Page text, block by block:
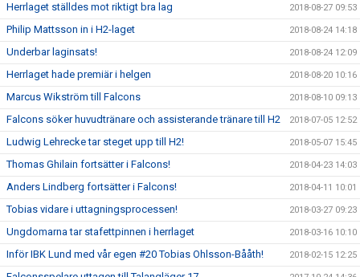
Herrlaget ställdes mot riktigt bra lag 2018-08-27 09:53
Philip Mattsson in i H2-laget 2018-08-24 14:18
Underbar laginsats! 2018-08-24 12:09
Herrlaget hade premiär i helgen 2018-08-20 10:16
Marcus Wikström till Falcons 2018-08-10 09:13
Falcons söker huvudtränare och assisterande tränare till H2 2018-07-05 12:52
Ludwig Lehrecke tar steget upp till H2! 2018-05-07 15:45
Thomas Ghilain fortsätter i Falcons! 2018-04-23 14:03
Anders Lindberg fortsätter i Falcons! 2018-04-11 10:01
Tobias vidare i uttagningsprocessen! 2018-03-27 09:23
Ungdomarna tar stafettpinnen i herrlaget 2018-03-16 10:10
Inför IBK Lund med vår egen #20 Tobias Ohlsson-Bååth! 2018-02-15 12:25